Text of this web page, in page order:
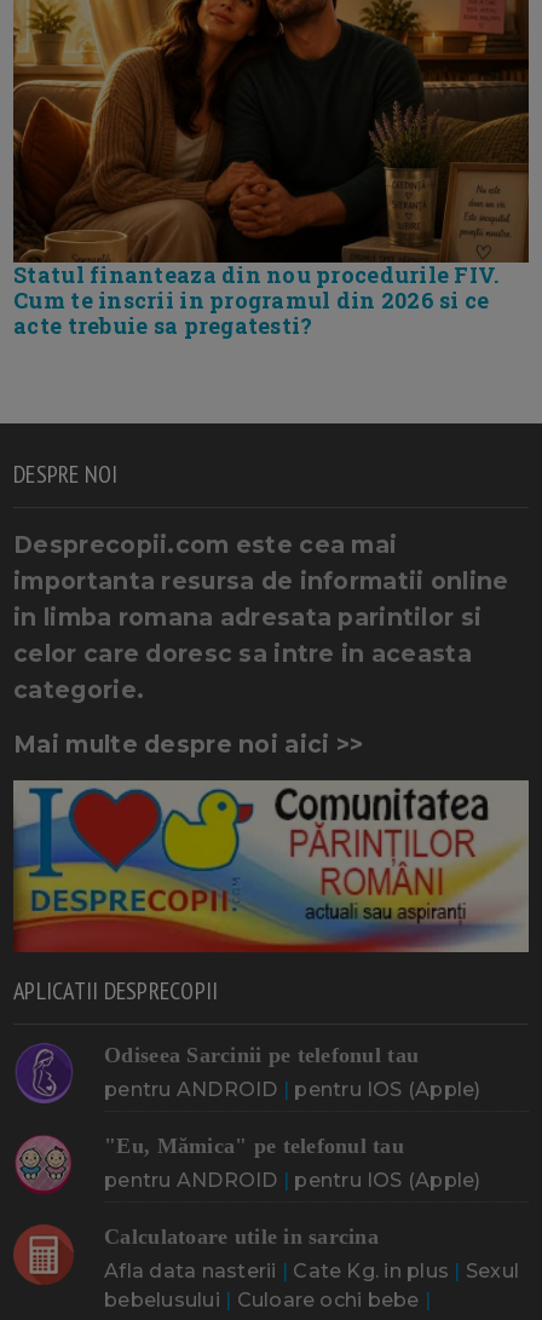
Statul finanteaza din nou procedurile FIV.
Cum te inscrii in programul din 2026 si ce
acte trebuie sa pregatesti?
DESPRE NOI
Desprecopii.com este cea mai
importanta resursa de informatii online
in limba romana adresata parintilor si
celor care doresc sa intre in aceasta
categorie.
Mai multe despre noi aici >>
APLICATII DESPRECOPII
Odiseea Sarcinii pe telefonul tau
pentru ANDROID | pentru IOS (Apple)
"Eu, Mămica" pe telefonul tau
pentru ANDROID | pentru IOS (Apple)
Calculatoare utile in sarcina
Afla data nasterii | Cate Kg. in plus | Sexul
bebelusului | Culoare ochi bebe |